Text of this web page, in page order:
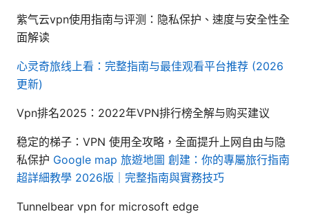
紫气云vpn使用指南与评测：隐私保护、速度与安全性全
面解读
心灵奇旅线上看：完整指南与最佳观看平台推荐 (2026
更新)
Vpn排名2025：2022年VPN排行榜全解与购买建议
稳定的梯子：VPN 使用全攻略，全面提升上网自由与隐
私保护 Google map 旅遊地圖 創建：你的專屬旅行指南
超詳細教學 2026版｜完整指南與實務技巧
Tunnelbear vpn for microsoft edge